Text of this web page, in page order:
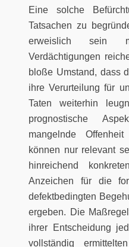
Eine solche
Tatsachen zu
erweislich sein
Verdächtigungen
bloße Umstand, dass
ihre Verurteilung für
Taten weiterhin
prognostische
mangelnde
können nur relevant
hinreichend
Anzeichen für die
defektbedingten
ergeben. Die
ihrer Entscheidung
vollständig